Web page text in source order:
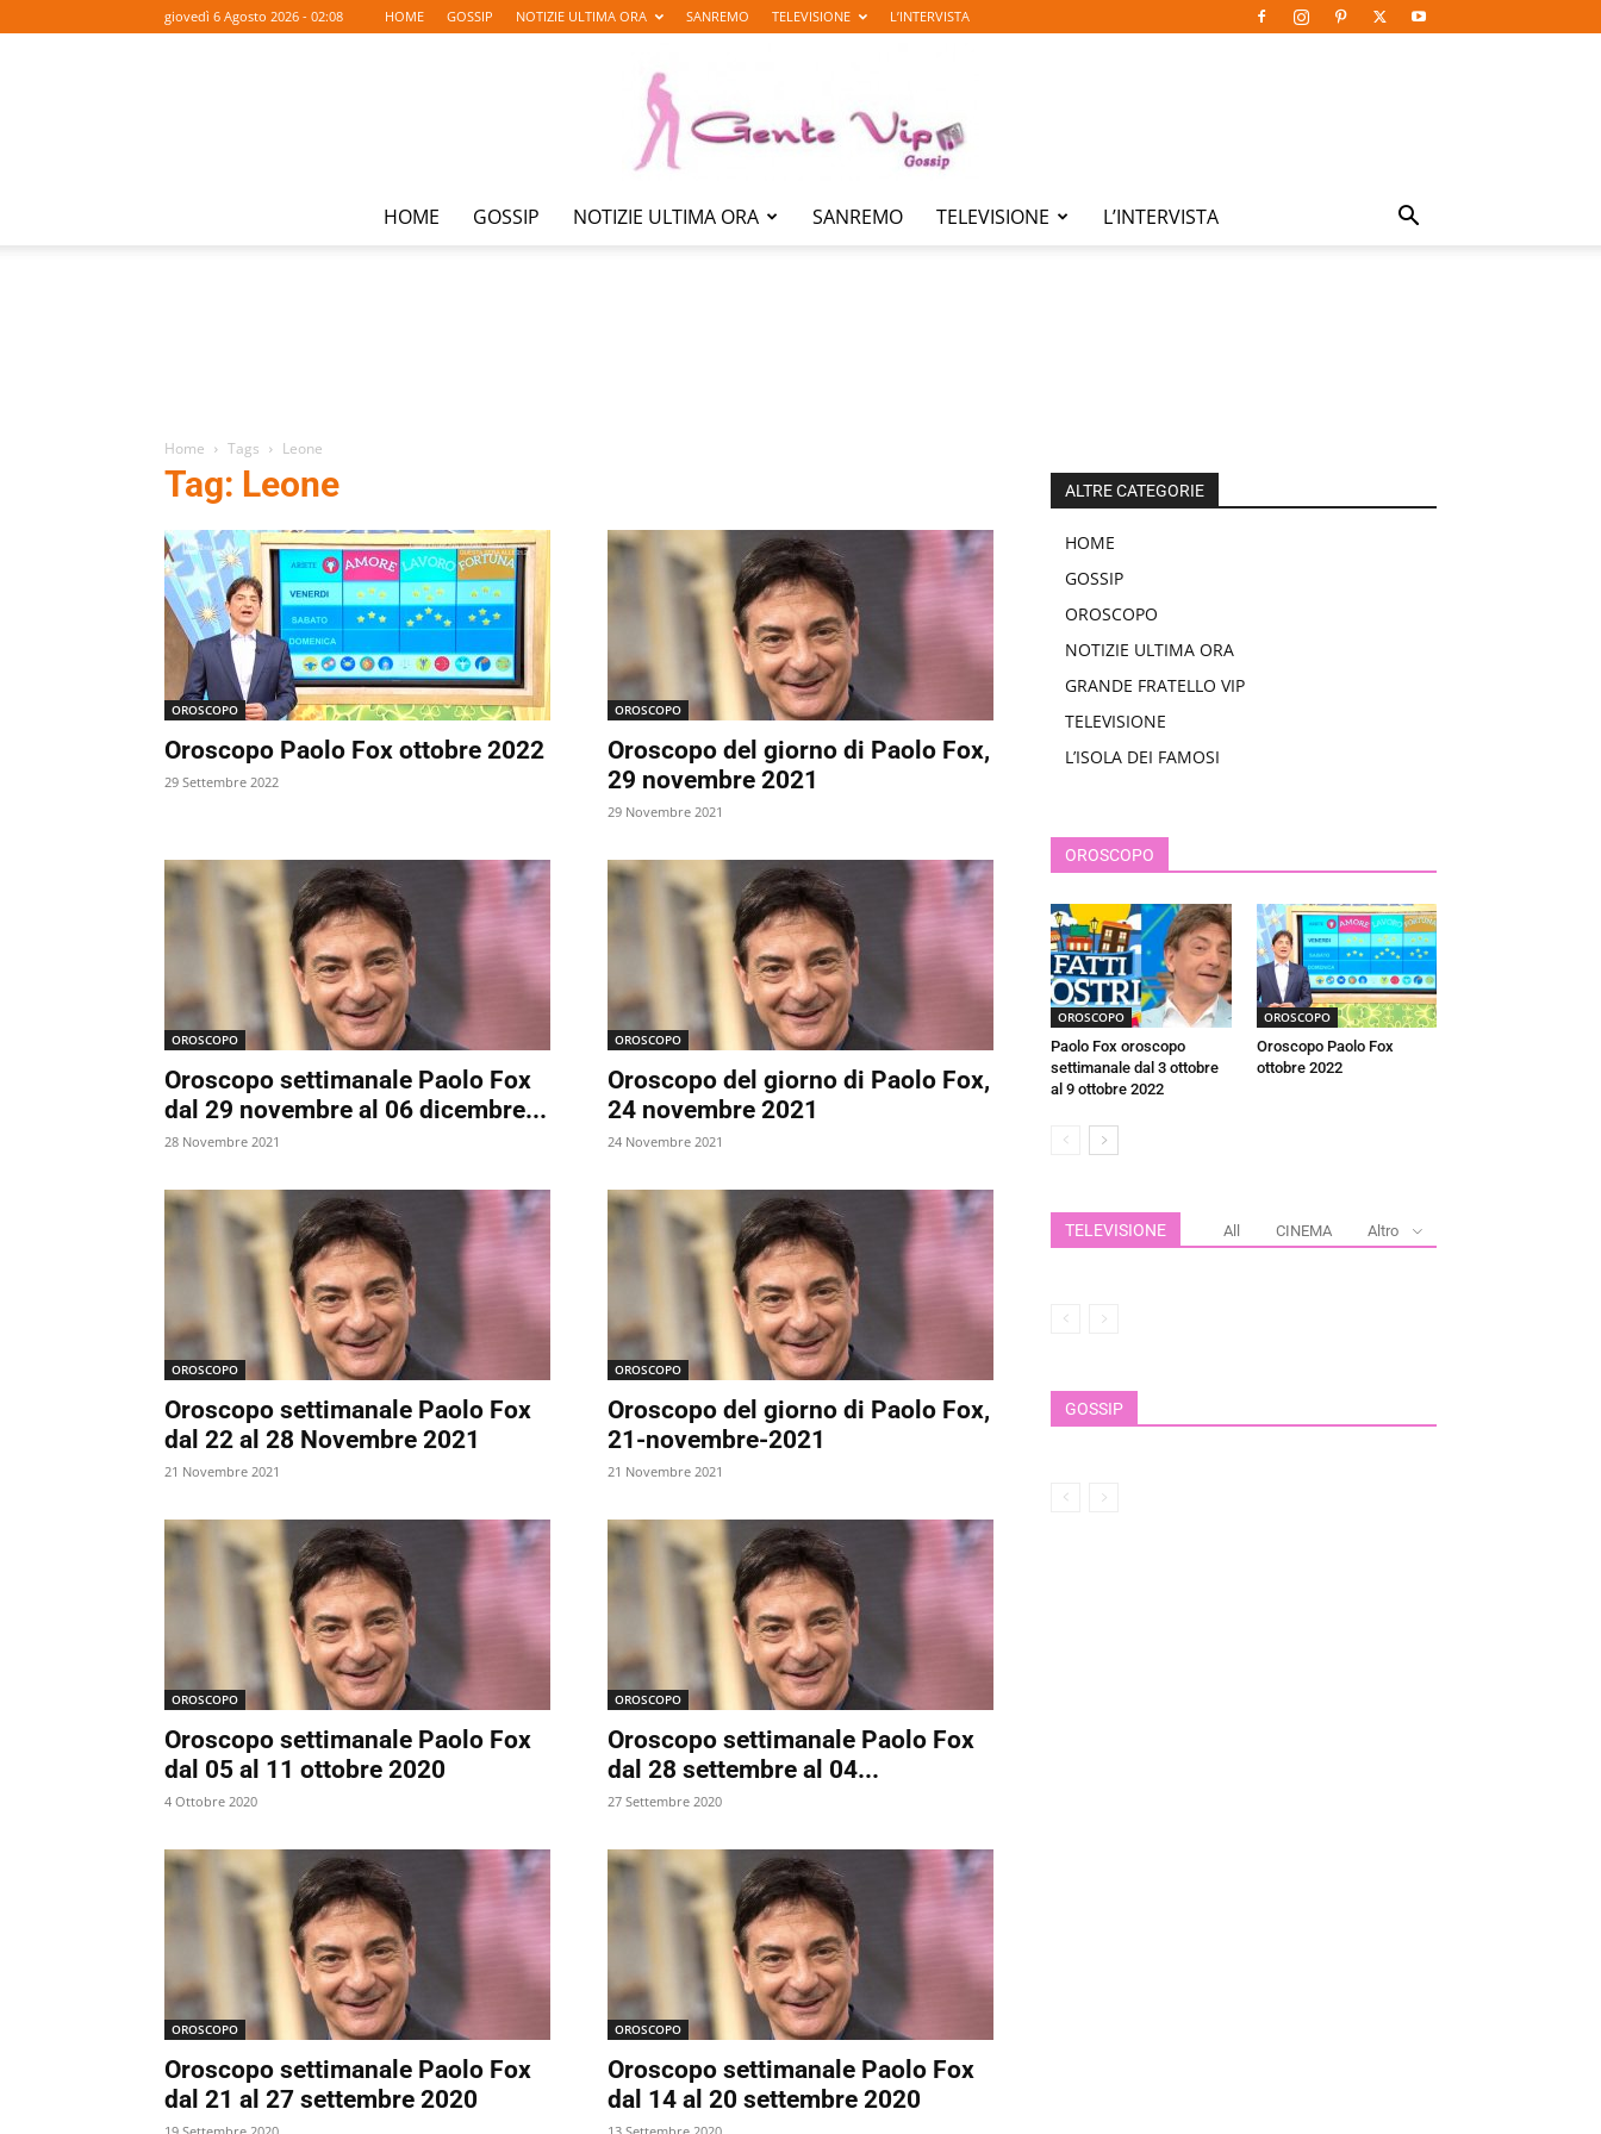
giovedì 6 Agosto 2026 - 02:08 HOME GOSSIP NOTIZIE ULTIMA ORA SANREMO TELEVISIONE L’INTERVISTA
News
HOME GOSSIP NOTIZIE ULTIMA ORA SANREMO TELEVISIONE L’INTERVISTA
Home Tags Leone
Tag: Leone
OROSCOPO
Oroscopo Paolo Fox ottobre 2022
29 Settembre 2022
OROSCOPO
Oroscopo del giorno di Paolo Fox,
29 novembre 2021
29 Novembre 2021
OROSCOPO
Oroscopo settimanale Paolo Fox
dal 29 novembre al 06 dicembre...
28 Novembre 2021
OROSCOPO
Oroscopo del giorno di Paolo Fox,
24 novembre 2021
24 Novembre 2021
OROSCOPO
Oroscopo settimanale Paolo Fox
dal 22 al 28 Novembre 2021
21 Novembre 2021
OROSCOPO
Oroscopo del giorno di Paolo Fox,
21-novembre-2021
21 Novembre 2021
OROSCOPO
Oroscopo settimanale Paolo Fox
dal 05 al 11 ottobre 2020
4 Ottobre 2020
OROSCOPO
Oroscopo settimanale Paolo Fox
dal 28 settembre al 04...
27 Settembre 2020
OROSCOPO
Oroscopo settimanale Paolo Fox
dal 21 al 27 settembre 2020
OROSCOPO
Oroscopo settimanale Paolo Fox
dal 14 al 20 settembre 2020
ALTRE CATEGORIE
HOME
GOSSIP
OROSCOPO
NOTIZIE ULTIMA ORA
GRANDE FRATELLO VIP
TELEVISIONE
L’ISOLA DEI FAMOSI
OROSCOPO
OROSCOPO
Paolo Fox oroscopo
settimanale dal 3 ottobre
al 9 ottobre 2022
OROSCOPO
Oroscopo Paolo Fox
ottobre 2022
TELEVISIONE All CINEMA Altro
GOSSIP